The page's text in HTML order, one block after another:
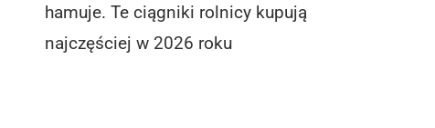
hamuje. Te ciągniki rolnicy kupują
najczęściej w 2026 roku